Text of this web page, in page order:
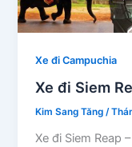
Xe đi Campuchia
Xe đi Siem
Kim Sang Tăng/
Xe đi Siem Reap